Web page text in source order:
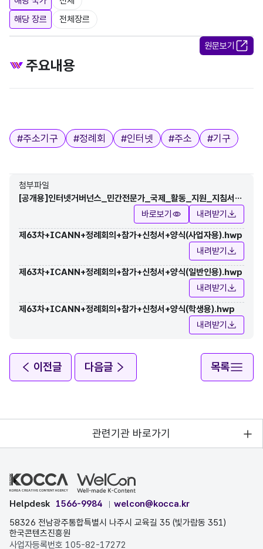
해당 장르
전체장르
원문보기
주요내용
태그
#주소기구 #정례회 #인터넷 #주소 #기구
첨부파일
[공개용]인터넷거버넌스_민간전문가_국제_활동_지원_지침서_
바로보기
내려받기
제63차+ICANN+정례회의+참가+신청서+양식(사업자용).hwp
내려받기
제63차+ICANN+정례회의+참가+신청서+양식(일반인용).hwp
내려받기
제63차+ICANN+정례회의+참가+신청서+양식(학생용).hwp
내려받기
이전글 다음글 목록
관련기관 바로가기
Helpdesk 1566-9984
welcon@kocca.kr
58326 전남광주통합특별시 나주시 교육길 35 (빛가람동 351)
한국콘텐츠진흥원
사업자등록번호 105-82-17272